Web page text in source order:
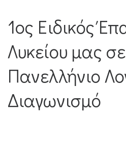
1oς Ειδικός
Λυκείου μας σε
Πανελλήνιο
Διαγωνισμό